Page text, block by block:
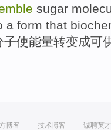
sugar
a form that
子使能量转变成可
博客 技术博客 诚聘英才